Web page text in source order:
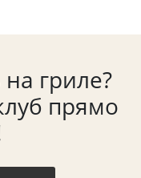
гриле?
прямо